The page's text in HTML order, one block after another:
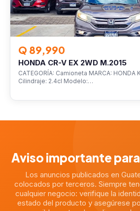
Q 89,990
HONDA CR-V EX 2WD M.2015
CATEGORÍA: Camioneta MARCA:
Cilindraje: 2.4cl Modelo:…
Aviso importante
Los anuncios publicados en
colocados por terceros. Siempre
cualquier negocio: verifique la
estado del producto y asegúrese